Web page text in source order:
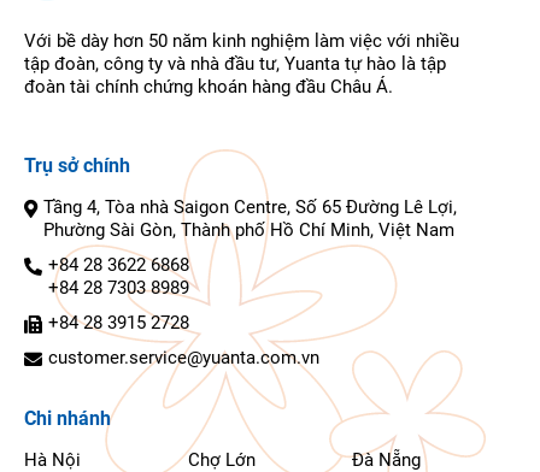
Với bề dày hơn 50 năm kinh nghiệm làm việc với nhiều
tập đoàn, công ty và nhà đầu tư, Yuanta tự hào là tập
đoàn tài chính chứng khoán hàng đầu Châu Á.
Trụ sở chính
Tầng 4, Tòa nhà Saigon Centre, Số 65 Đường Lê Lợi,
Phường Sài Gòn, Thành phố Hồ Chí Minh, Việt Nam
+84 28 3622 6868
+84 28 7303 8989
+84 28 3915 2728
customer.service@yuanta.com.vn
Chi nhánh
Hà Nội Chợ Lớn
Đà Nẵng